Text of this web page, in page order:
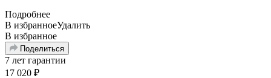
Подробнее
В избранноеУдалить
В избранное
Поделиться
7 лет гарантии
17 020 ₽